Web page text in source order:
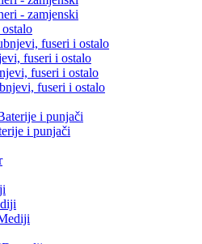
- zamjenski
fuseri i ostalo
fuseri i ostalo
fuseri i ostalo
fuseri i ostalo
i punjači
i punjači